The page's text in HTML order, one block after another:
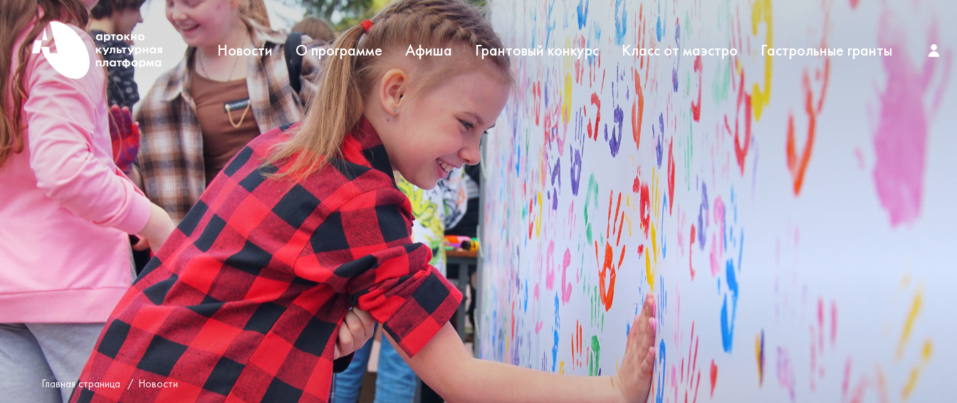
Новости О программе Афиша Грантовый конкурс Класс от маэстро Гастрольные гранты
Главная страница / Новости